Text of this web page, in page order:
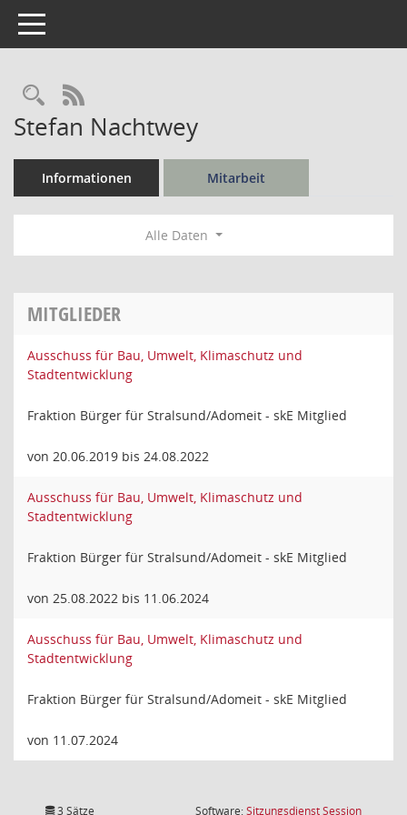
Toggle navigation
Rechercheauswahl
RSS-Feed
Stefan Nachtwey
Informationen Mitarbeit
Alle Daten
MITGLIEDER
Ausschuss für Bau, Umwelt, Klimaschutz und
Stadtentwicklung
Fraktion Bürger für Stralsund/Adomeit - skE Mitglied
von 20.06.2019 bis 24.08.2022
Ausschuss für Bau, Umwelt, Klimaschutz und
Stadtentwicklung
Fraktion Bürger für Stralsund/Adomeit - skE Mitglied
von 25.08.2022 bis 11.06.2024
Ausschuss für Bau, Umwelt, Klimaschutz und
Stadtentwicklung
Fraktion Bürger für Stralsund/Adomeit - skE Mitglied
von 11.07.2024
3 Sätze Software:SitzungsdienstSession(Wird in